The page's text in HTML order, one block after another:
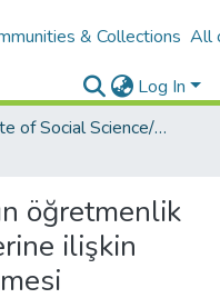
& Collections All
Log In
Institute of Social Science/Sosyal Bilimler Enstitüsü
öğretmenlik
ilişkin